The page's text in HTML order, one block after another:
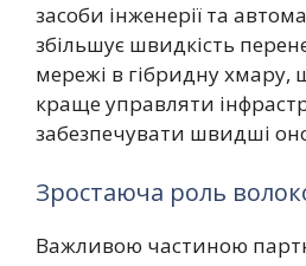
засоби інженерії та
збільшує швидкість
мережі в гібридну хмару,
краще управляти
забезпечувати швидші
Зростаюча роль
Важливою частиною